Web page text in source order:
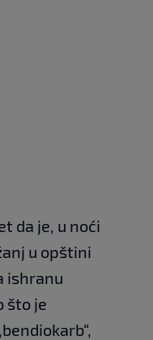
da je, u noći
u opštini
ishranu
što je